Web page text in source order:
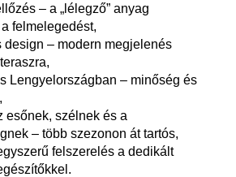
– a „lélegző” anyag
felmelegedést,
design – modern megjelenés
Lengyelországban – minőség és
esőnek, szélnek és a
– több szezonon át tartós,
felszerelés a dedikált